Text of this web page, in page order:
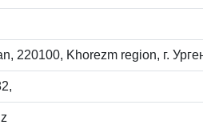
220100, Khorezm region, г.